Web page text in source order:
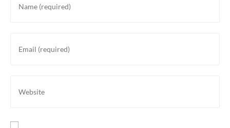
your
username
your
your
URL